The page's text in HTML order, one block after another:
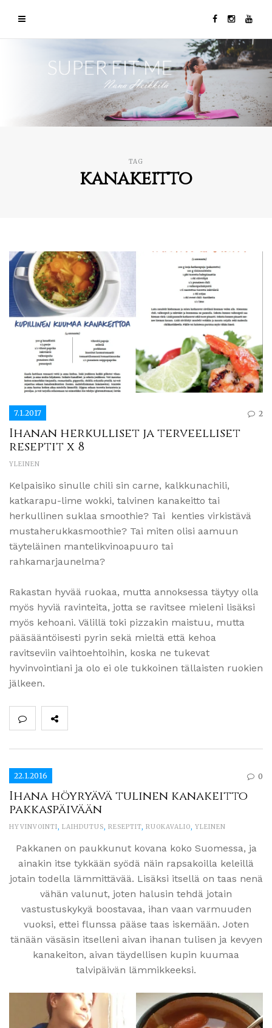
TAG
kanakeitto
7.1.2017 2
Ihanan herkulliset ja terveelliset
reseptit x 8
YLEINEN
Kelpaisiko sinulle chili sin carne, kalkkunachili,
katkarapu-lime wokki, talvinen kanakeitto tai
herkullinen suklaa smoothie? Tai kenties virkistävä
mustaherukkasmoothie? Tai miten olisi aamuun
täyteläinen mantelikvinoapuuro tai
rahkamarjaunelma?
Rakastan hyvää ruokaa, mutta annoksessa täytyy olla
myös hyviä ravinteita, jotta se ravitsee mieleni lisäksi
myös kehoani. Välillä toki pizzakin maistuu, mutta
pääsääntöisesti pyrin sekä mieltä että kehoa
ravitseviin vaihtoehtoihin, koska ne tukevat
hyvinvointiani ja olo ei ole tukkoinen tällaisten ruokien
jälkeen.
22.1.2016 0
Ihana höyryävä tulinen kanakeitto
pakkaspäivään
HYVINVOINTI, LAIHDUTUS, RESEPTIT, RUOKAVALIO, YLEINEN
Pakkanen on paukkunut kovana koko Suomessa, ja
ainakin itse tykkään syödä näin rapsakoilla keleillä
jotain todella lämmittävää. Lisäksi itsellä on taas nenä
vähän valunut, joten halusin tehdä jotain
vastustuskykyä boostavaa, ihan vaan varmuuden
vuoksi, ettei flunssa pääse taas iskemään. Joten
tänään väsäsin itselleni aivan ihanan tulisen ja kevyen
kanakeiton, aivan täydellisen kupin kuumaa
talvipäivän lämmikkeeksi.